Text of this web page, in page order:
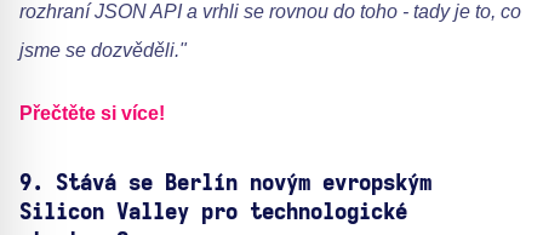
rozhraní JSON API a vrhli se rovnou do toho - tady je to, co
jsme se dozvěděli."
Přečtěte si více!
9. Stává se Berlín novým evropským
Silicon Valley pro technologické